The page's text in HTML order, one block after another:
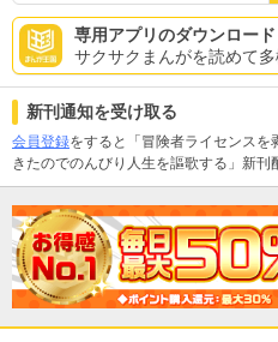
専用アプリのダウンロード
サクサクまんがを読めて多
新刊通知を受け取る
会員登録をすると「冒険者ライセンス
きたのでのんびり人生を謳歌する」新刊